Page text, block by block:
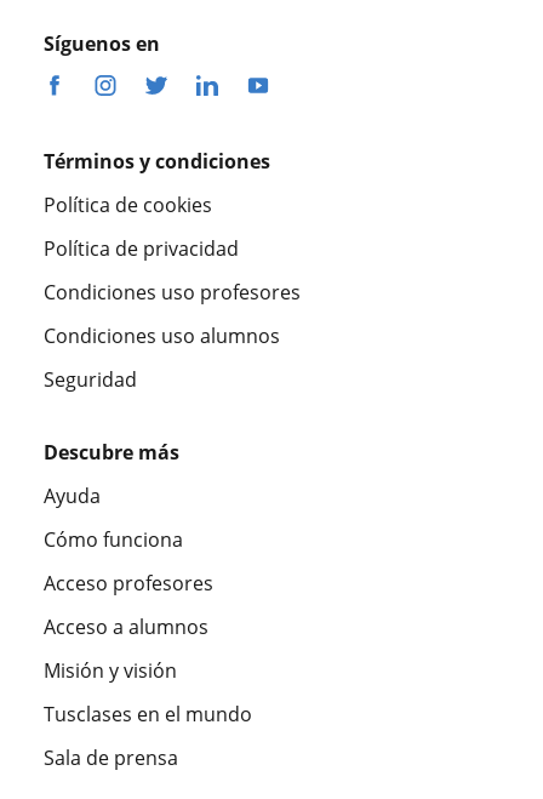
Síguenos en
Términos y condiciones
Política de cookies
Política de privacidad
Condiciones uso profesores
Condiciones uso alumnos
Seguridad
Descubre más
Ayuda
Cómo funciona
Acceso profesores
Acceso a alumnos
Misión y visión
Tusclases en el mundo
Sala de prensa